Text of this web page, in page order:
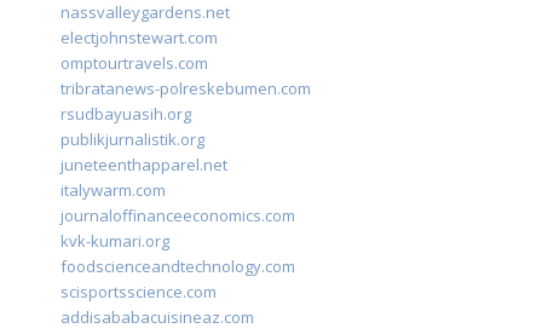
nassvalleygardens.net
electjohnstewart.com
omptourtravels.com
tribratanews-polreskebumen.com
rsudbayuasih.org
publikjurnalistik.org
juneteenthapparel.net
italywarm.com
journaloffinanceeconomics.com
kvk-kumari.org
foodscienceandtechnology.com
scisportsscience.com
addisababacuisineaz.com